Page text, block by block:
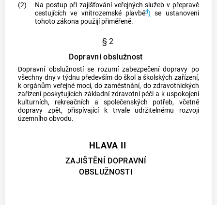
(2)
Na postup při zajišťování veřejných služeb v přepravě
cestujících ve vnitrozemské plavbě4) se ustanovení
tohoto zákona použijí přiměřeně.
§ 2
Dopravní obslužnost
Dopravní obslužnostíse rozumí zabezpečení dopravy po
všechny dny v týdnu především do škol a školských zařízení,
k orgánům veřejné moci, do zaměstnání, do zdravotnických
zařízení poskytujících základní zdravotní péči a k uspokojení
kulturních, rekreačních a společenských potřeb, včetně
dopravy zpět, přispívající k trvale udržitelnému rozvoji
územního obvodu.
HLAVA II
ZAJIŠTĚNÍ DOPRAVNÍ
OBSLUŽNOSTI